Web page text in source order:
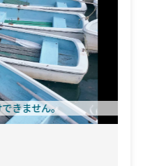
きません。